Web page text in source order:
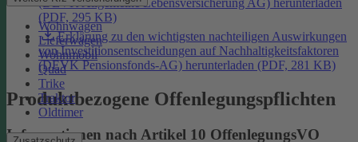
Wohnwagen
Lieferwagen
Wohnmobil
Quad
Trike
Traktor
Oldtimer
(PDF, 295 KB)
Erklärung zu den wichtigsten nachteiligen Auswirkungen
von Investitionsentscheidungen auf Nachhaltigkeitsfaktoren
(DEVK Pensionsfonds-AG) herunterladen (PDF, 281 KB)
Produktbezogene Offenlegungspflichten
Informationen nach Artikel 10 OffenlegungsVO